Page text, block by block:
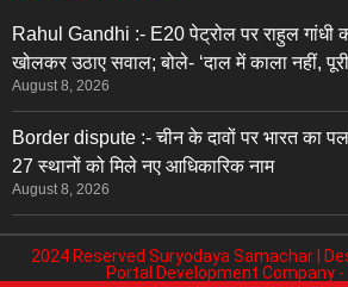
Rahul Gandhi :- E20 पेट्रोल पर राहुल गांधी
खोलकर उठाए सवाल; बोले- ‘दाल में काला नहीं, पूरी
August 8, 2026
Border dispute :- चीन के दावों पर भारत का
27 स्थानों को मिले नए आधिकारिक नाम
August 8, 2026
2024 Reserved Suryodaya Samachar |
Portal Development Company-